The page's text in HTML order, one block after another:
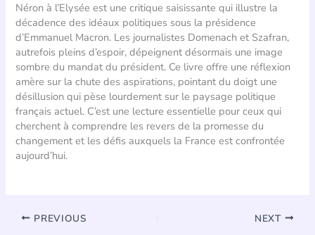
Néron à l’Elysée est une critique saisissante qui illustre la
décadence des idéaux politiques sous la présidence
d’Emmanuel Macron. Les journalistes Domenach et Szafran,
autrefois pleins d’espoir, dépeignent désormais une image
sombre du mandat du président. Ce livre offre une réflexion
amère sur la chute des aspirations, pointant du doigt une
désillusion qui pèse lourdement sur le paysage politique
français actuel. C’est une lecture essentielle pour ceux qui
cherchent à comprendre les revers de la promesse du
changement et les défis auxquels la France est confrontée
aujourd’hui.
PREVIOUS NEXT